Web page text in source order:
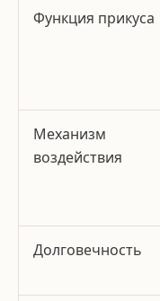
Функция прикуса
Механизм
воздействия
Долговечность